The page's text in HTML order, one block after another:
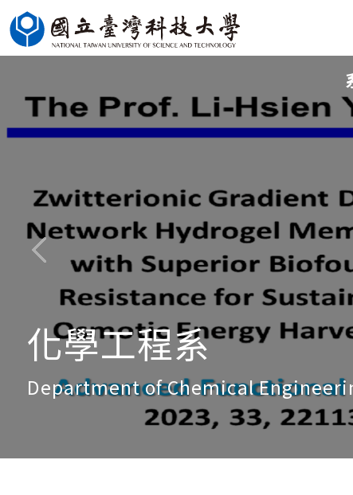
跳
到
容
化學工程系
Department of Chemical